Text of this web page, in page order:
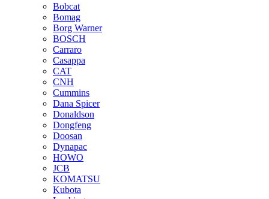
Bobcat
Bomag
Borg Warner
BOSCH
Carraro
Casappa
CAT
CNH
Cummins
Dana Spicer
Donaldson
Dongfeng
Doosan
Dynapac
HOWO
JCB
KOMATSU
Kubota